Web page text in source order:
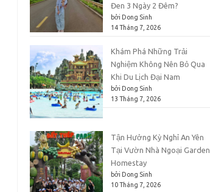
Đen 3 Ngày 2 Đêm?
bởi Dong Sinh
14 Tháng 7, 2026
Khám Phá Những Trải
Nghiệm Không Nên Bỏ Qua
Khi Du Lịch Đại Nam
bởi Dong Sinh
13 Tháng 7, 2026
Tận Hưởng Kỳ Nghỉ An Yên
Tại Vườn Nhà Ngoại Garden
Homestay
bởi Dong Sinh
10 Tháng 7, 2026